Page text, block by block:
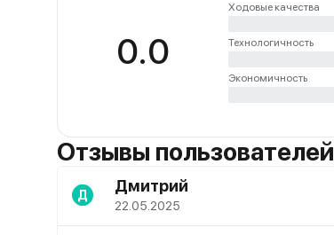
0.0
Ходовые качества
Технологичность
Экономичность
Отзывы пользователей
Д Дмитрий
22.05.2025